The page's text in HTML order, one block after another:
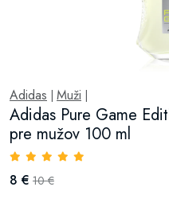
Adidas Muži
Adidas Pure Game
pre mužov 100 ml
8 € 10 €